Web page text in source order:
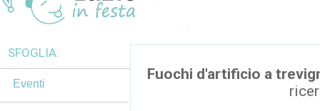
Fuochi d'artificio a
SFOGLIA:
Eventi